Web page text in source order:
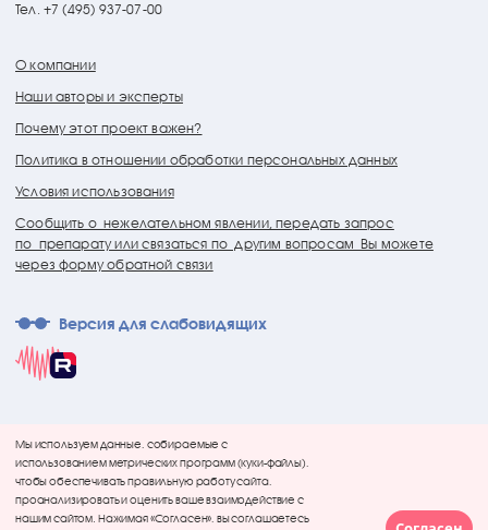
О компании
Наши авторы и эксперты
Почему этот проект важен?
Политика в отношении обработки персональных данных
Условия использования
Сообщить о нежелательном явлении, передать запрос
по препарату или связаться по другим вопросам Вы можете
через форму обратной связи
Тел. +7 (495) 937-07-00
Версия для слабовидящих
Мы используем данные, собираемые с
использованием метрических программ (куки-файлы),
чтобы обеспечивать правильную работу сайта,
проанализировать и оценить ваше взаимодействие с
нашим сайтом. Нажимая «Согласен», вы соглашаетесь